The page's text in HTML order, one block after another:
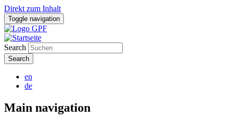
Direkt zum Inhalt
Toggle navigation
Search
en
de
Main navigation